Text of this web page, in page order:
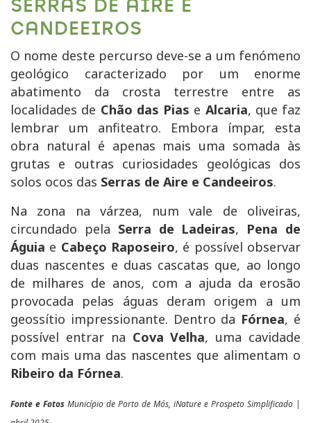
SERRAS DE AIRE E
CANDEEIROS
O nome deste percurso deve-se a um fenómeno
geológico caracterizado por um enorme
abatimento da crosta terrestre entre as
localidades de Chão das Pias e Alcaria, que faz
lembrar um anfiteatro. Embora ímpar, esta
obra natural é apenas mais uma somada às
grutas e outras curiosidades geológicas dos
solos ocos das Serras de Aire e Candeeiros.
Na zona na várzea, num vale de oliveiras,
circundado pela Serra de Ladeiras, Pena de
Águia e Cabeço Raposeiro, é possível observar
duas nascentes e duas cascatas que, ao longo
de milhares de anos, com a ajuda da erosão
provocada pelas águas deram origem a um
geossítio impressionante. Dentro da Fórnea, é
possível entrar na Cova Velha, uma cavidade
com mais uma das nascentes que alimentam o
Ribeiro da Fórnea.
Fonte e Fotos Município de Porto de Mós, iNature e Prospeto Simplificado |